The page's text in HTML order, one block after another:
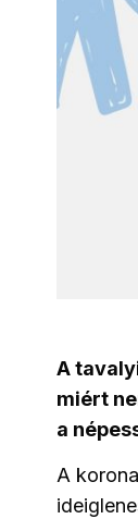
A
miért
a
A